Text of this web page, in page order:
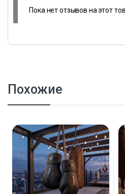
Пока нет отзывов на этот
Похожие